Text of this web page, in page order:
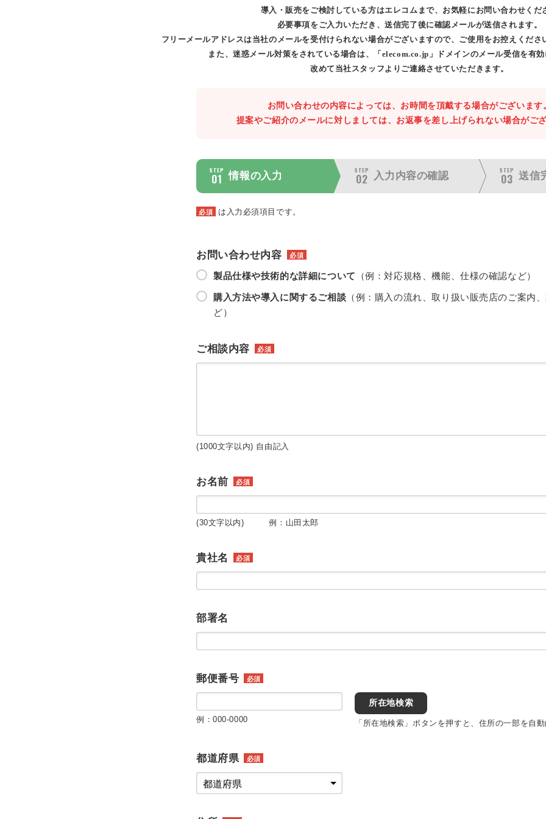
導入・販売をご検討している方はエレコムまで、お気軽にお問い合わせくだ
必要事項をご入力いただき、送信完了後に確認メールが送信されます。
フリーメールアドレスは当社のメールを受付けられない場合がございますので、ご使用をお控えくださ
また、迷惑メール対策をされている場合は、「elecom.co.jp」ドメインのメール受信を有効
改めて当社スタッフよりご連絡させていただきます。
お問い合わせの内容によっては、お時間を頂戴する場合がございます
提案やご紹介のメールに対しましては、お返事を差し上げられない場合がござ
STEP
01 情報の入力
STEP
02 入力内容の確認
STEP
03 送信
必須 は入力必須項目です。
お問い合わせ内容 必須
製品仕様や技術的な詳細について （例：対応規格、機能、仕様の確認など）
購入方法や導入に関するご相談 （例：購入の流れ、取り扱い販売店のご案内
ど）
ご相談内容 必須
(1000文字以内) 自由記入
お名前 必須
(30文字以内) 例：山田太郎
貴社名 必須
部署名
郵便番号 必須
例：000-0000
所在地検索
「所在地検索」ボタンを押すと、住所の一部を自動
都道府県 必須